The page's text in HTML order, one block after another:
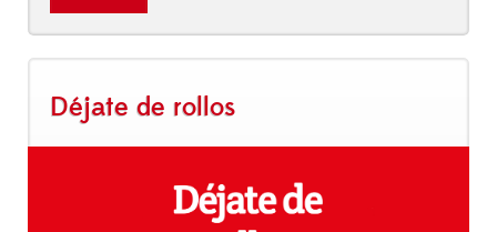
Déjate de rollos